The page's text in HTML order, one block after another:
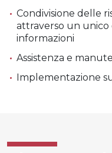
Condivisione delle
attraverso un
informazioni
Assistenza e
Implementazione